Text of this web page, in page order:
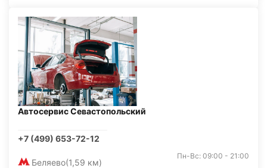
Автосервис Севастопольский
+7 (499) 653-72-12
Беляево(1,59 км)
Пн-Вс: 09:00 - 21:00